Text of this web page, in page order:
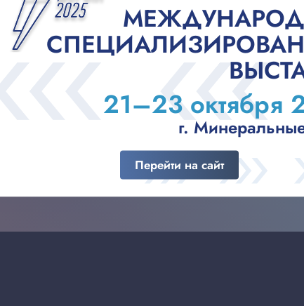
стране отраслевая дискуссионная площадка, которая
власти, науки и бизнеса, производителей техники,
на площадке МВЦ «Екатеринбург-ЭКСПО». В павильонах
технологии, объекты дорожного сервиса. Участников
21–23 октября
г.
Перейти на сайт